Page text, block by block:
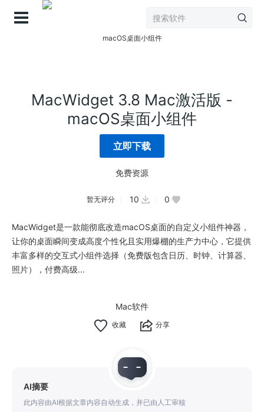
MacWidget 3.8 Mac激活版 -
macOS桌面小组件
立即下载
免费资源
暂无评分 10 0
MacWidget是一款能彻底改造macOS桌面的自定义小组件神器，
让你的桌面瞬间变成高度个性化且实用爆棚的生产力中心，它提供
丰富多样的交互式小组件选择（免费版包含日历、时钟、计算器、
照片），付费高级...
Mac软件
分享
AI摘要
此内容由AI根据文章内容自动生成，并已由人工审核